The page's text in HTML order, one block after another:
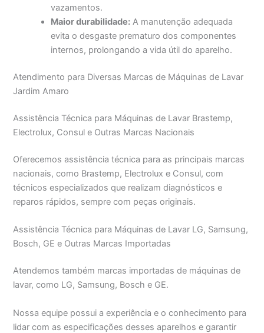
vazamentos.
Maior durabilidade: A manutenção adequada
evita o desgaste prematuro dos componentes
internos, prolongando a vida útil do aparelho.
Atendimento para Diversas Marcas de Máquinas de Lavar
Jardim Amaro
Assistência Técnica para Máquinas de Lavar Brastemp,
Electrolux, Consul e Outras Marcas Nacionais
Oferecemos assistência técnica para as principais marcas
nacionais, como Brastemp, Electrolux e Consul, com
técnicos especializados que realizam diagnósticos e
reparos rápidos, sempre com peças originais.
Assistência Técnica para Máquinas de Lavar LG, Samsung,
Bosch, GE e Outras Marcas Importadas
Atendemos também marcas importadas de máquinas de
lavar, como LG, Samsung, Bosch e GE.
Nossa equipe possui a experiência e o conhecimento para
lidar com as especificações desses aparelhos e garantir